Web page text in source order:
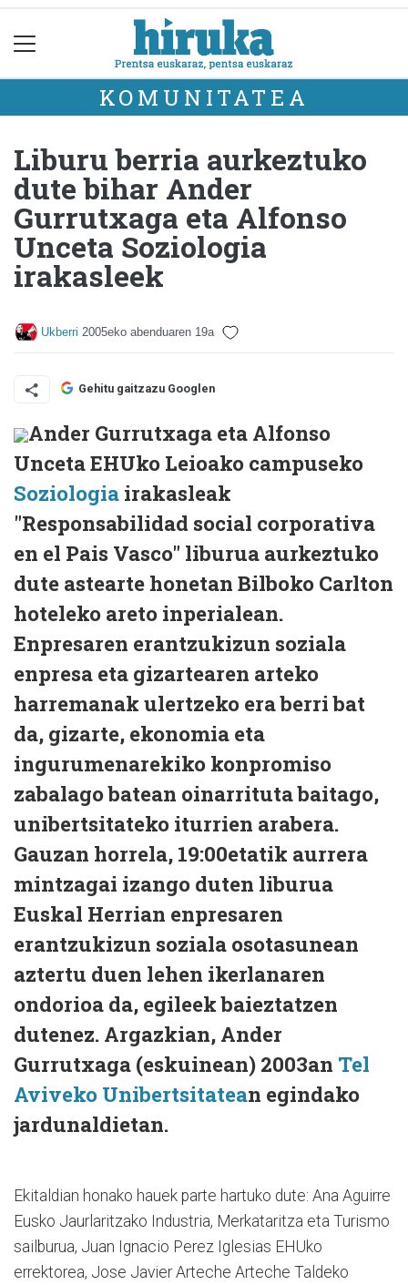
KOMUNITATEA
Liburu berria aurkeztuko
dute bihar Ander
Gurrutxaga eta Alfonso
Unceta Soziologia
irakasleek
Ukberri 2005eko abenduaren 19a
Gehitu gaitzazu Googlen
Ander Gurrutxaga eta Alfonso
Unceta EHUko Leioako campuseko
Soziologia irakasleak
"Responsabilidad social corporativa
en el Pais Vasco" liburua aurkeztuko
dute astearte honetan Bilboko Carlton
hoteleko areto inperialean.
Enpresaren erantzukizun soziala
enpresa eta gizartearen arteko
harremanak ulertzeko era berri bat
da, gizarte, ekonomia eta
ingurumenarekiko konpromiso
zabalago batean oinarrituta baitago,
unibertsitateko iturrien arabera.
Gauzan horrela, 19:00etatik aurrera
mintzagai izango duten liburua
Euskal Herrian enpresaren
erantzukizun soziala osotasunean
aztertu duen lehen ikerlanaren
ondorioa da, egileek baieztatzen
dutenez. Argazkian, Ander
Gurrutxaga (eskuinean) 2003an Tel
Aviveko Unibertsitatean egindako
jardunaldietan.
Ekitaldian honako hauek parte hartuko dute: Ana Aguirre
Eusko Jaurlaritzako Industria, Merkataritza eta Turismo
sailburua, Juan Ignacio Perez Iglesias EHUko
errektorea, Jose Javier Arteche Arteche Taldeko